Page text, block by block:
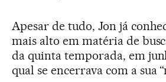
Apesar de tudo, Jon já
mais alto em matéria de
da quinta temporada, em
qual se encerrava com a sua